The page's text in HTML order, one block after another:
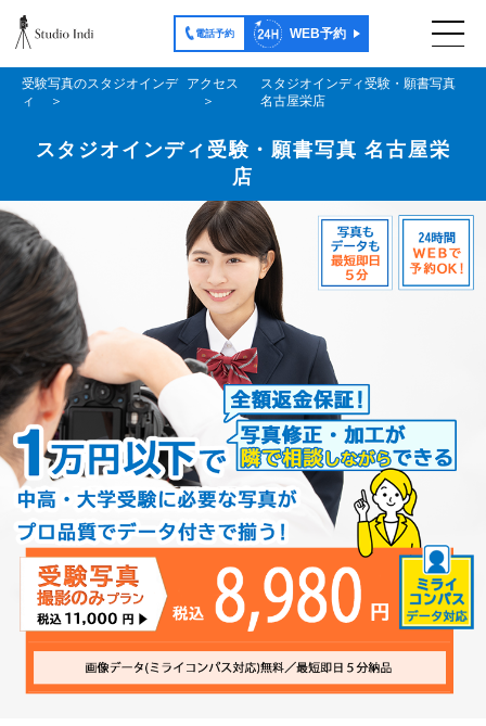
電話予約 WEB予約
受験写真のスタジオインデ
ィ
アクセス
スタジオインディ受験・願書写真
名古屋栄店
スタジオインディ受験・願書写真 名古屋栄
店